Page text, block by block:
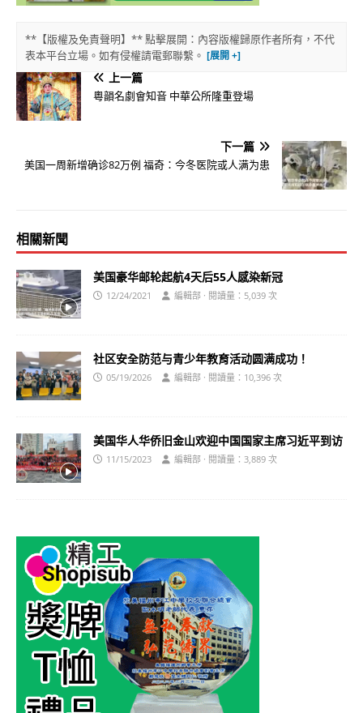
**【版權及免責聲明】** 點擊展開：內容版權歸原作者所有，不代
表本平台立場。如有侵權請電郵聯繫。
上一篇
粵韻名劇會知音 中華公所隆重登場
下一篇
美国一周新增确诊82万例 福奇：今冬医院或人满为患
相關新聞
美国豪华邮轮起航4天后55人感染新冠
12/24/2021 編輯部 · 閱讀量：5,039 次
社区安全防范与青少年教育活动圆满成功！
05/19/2026 編輯部 · 閱讀量：10,396 次
美国华人华侨旧金山欢迎中国国家主席习近平到访
11/15/2023 編輯部 · 閱讀量：3,889 次